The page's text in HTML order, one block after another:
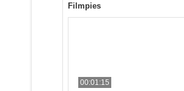
Filmpies
00:01:15